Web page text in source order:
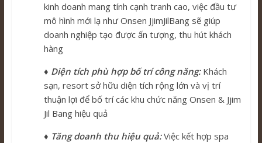
kinh doanh mang tính cạnh tranh cao, việc đầu tư
mô hình mới lạ như Onsen JjimJilBang sẽ giúp
doanh nghiệp tạo được ấn tượng, thu hút khách
hàng
♦ Diện tích phù hợp bố trí công năng:Khách
sạn, resort sở hữu diện tích rộng lớn và vị trí
thuận lợi để bố trí các khu chức năng Onsen & Jjim
Jil Bang hiệu quả
♦ Tăng doanh thu hiệu quả:Việc kết hợp spa